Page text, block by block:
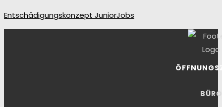
Entschädigungskonzept JuniorJobs
BÜRO